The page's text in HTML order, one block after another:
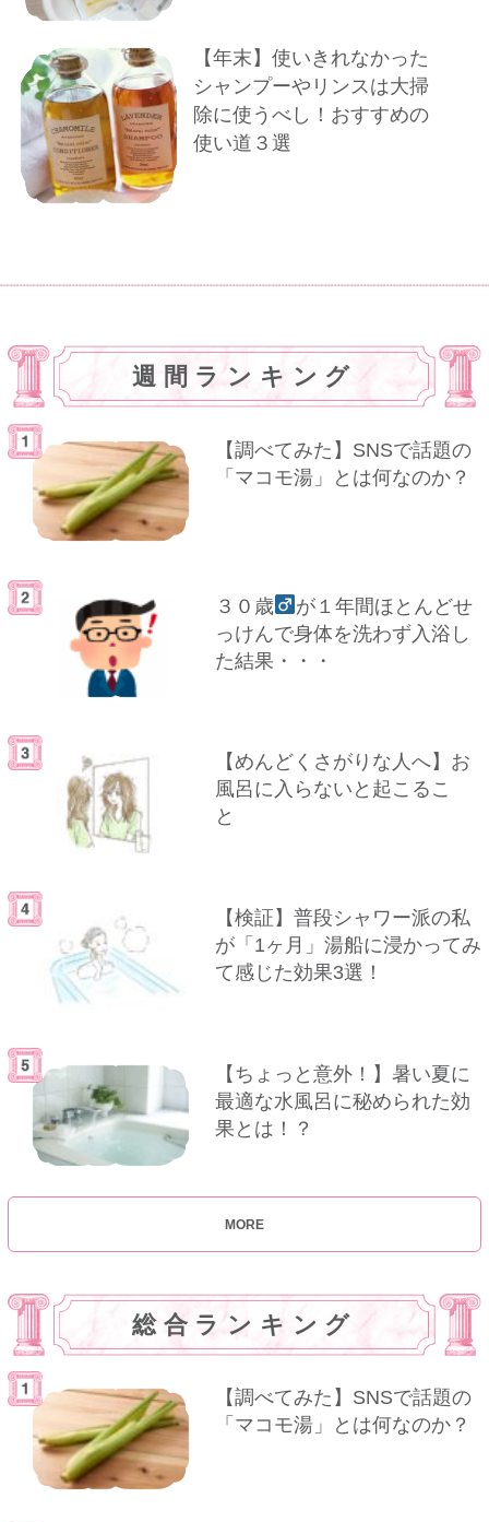
【年末】使いきれなかった
シャンプーやリンスは大掃
除に使うべし！おすすめの
使い道３選
週間ランキング
【調べてみた】SNSで話題の
「マコモ湯」とは何なのか？
３０歳
が１年間ほとんどせ
っけんで身体を洗わず入浴し
た結果・・・
【めんどくさがりな人へ】お
風呂に入らないと起こるこ
と
【検証】普段シャワー派の私
が「1ヶ月」湯船に浸かってみ
て感じた効果3選！
【ちょっと意外！】暑い夏に
最適な水風呂に秘められた効
果とは！？
MORE
総合ランキング
【調べてみた】SNSで話題の
「マコモ湯」とは何なのか？